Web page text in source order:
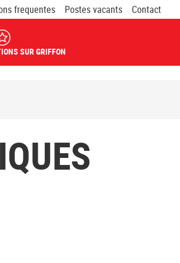
frequentes Postes vacants Contact
SUR GRIFFON